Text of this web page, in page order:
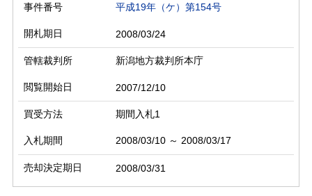
事件番号 平成19年（ケ）第154号
開札期日 2008/03/24
管轄裁判所 新潟地方裁判所本庁
閲覧開始日 2007/12/10
買受方法 期間入札1
入札期間 2008/03/10 ～ 2008/03/17
売却決定期日 2008/03/31